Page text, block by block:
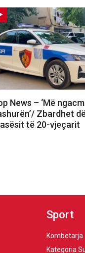
News – ‘Më
Zbardhet
të 20-vjeçarit
Sport
Kombëtarja
Kategoria